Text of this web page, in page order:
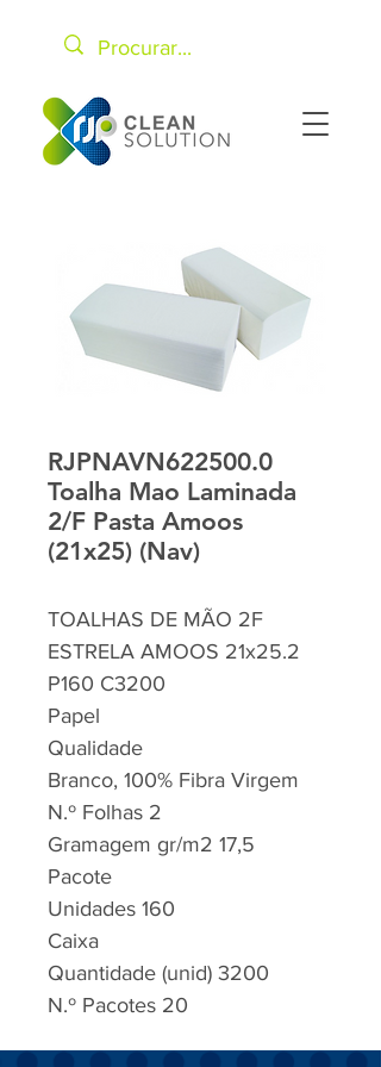
RJPNAVN622500.0
Toalha Mao Laminada
2/F Pasta Amoos
(21x25) (Nav)
TOALHAS DE MÃO 2F
ESTRELA AMOOS 21x25.2
P160 C3200
Papel
Qualidade
Branco, 100% Fibra Virgem
N.º Folhas 2
Gramagem gr/m2 17,5
Pacote
Unidades 160
Caixa
Quantidade (unid) 3200
N.º Pacotes 20